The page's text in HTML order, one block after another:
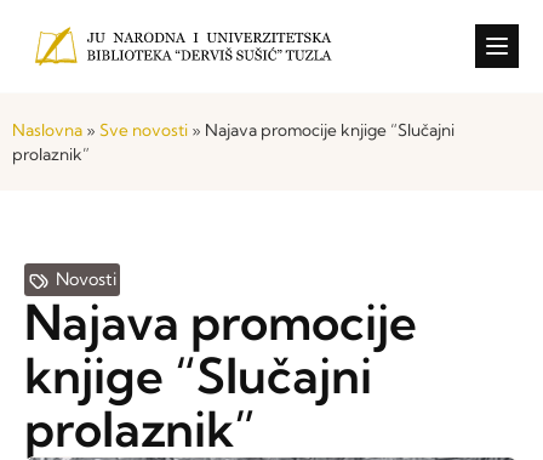
Naslovna » Sve novosti » Najava promocije knjige “Slučajni
prolaznik”
Novosti
Najava promocije
knjige “Slučajni
prolaznik”